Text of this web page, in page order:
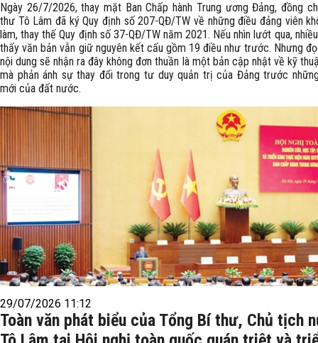
Ngày 26/7/2026, thay mặt Ban Chấp hành Trung ương Đảng, đồng
thư Tô Lâm đã ký Quy định số 207-QĐ/TW về những điều đảng viên
làm, thay thế Quy định số 37-QĐ/TW năm 2021. Nếu nhìn lướt qua,
thấy văn bản vẫn giữ nguyên kết cấu gồm 19 điều như trước. Nhưng
nội dung sẽ nhận ra đây không đơn thuần là một bản cập nhật về kỹ
mà phản ánh sự thay đổi trong tư duy quản trị của Đảng trước
mới của đất nước.
29/07/2026 11:12
Toàn văn phát biểu của Tổng Bí thư, Chủ tịch